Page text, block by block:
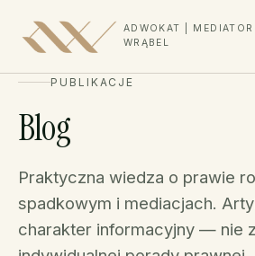
ADWOKAT |
WRĄBEL
PUBLIKACJE
Blog
Praktyczna wiedza o prawie
spadkowym i mediacjach.
charakter informacyjny — nie